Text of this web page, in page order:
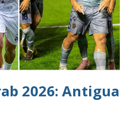
2026: Antigua